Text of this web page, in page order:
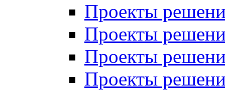
Проекты
Проекты
Проекты
Проекты